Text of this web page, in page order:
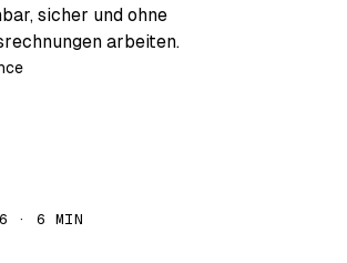
sicher und ohne
arbeiten.
· 6 MIN